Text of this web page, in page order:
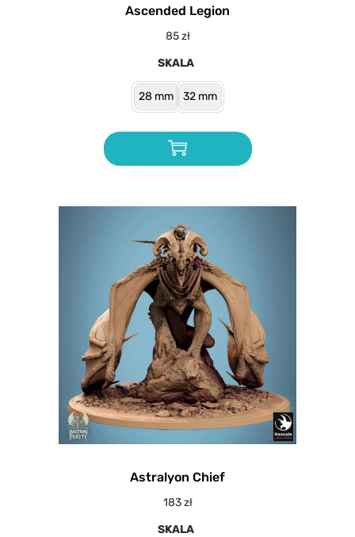
Ascended Legion
85zł
SKALA
28 mm 32 mm
Astralyon Chief
183zł
SKALA